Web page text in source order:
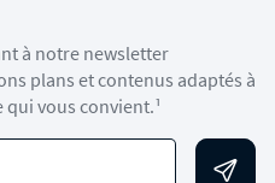
à notre newsletter
plans et contenus adaptés à
qui vous convient.¹